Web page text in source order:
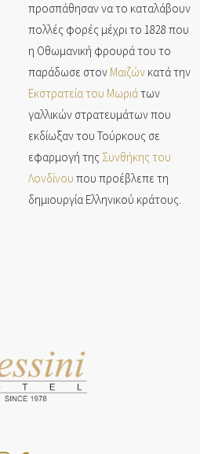
προσπάθησαν να το καταλάβουν
πολλές φορές μέχρι το 1828 που
η Οθωμανική φρουρά του το
παράδωσε στον Μαιζών κατά την
Εκστρατεία του Μωριάτων
γαλλικών στρατευμάτων που
εκδίωξαν του Τούρκους σε
εφαρμογή της Συνθήκης του
Λονδίνου που προέβλεπε τη
δημιουργία Ελληνικού κράτους.